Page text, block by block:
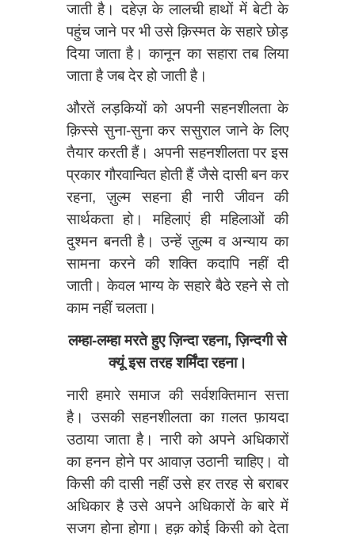
जाती है। दहेज़ के लालची हाथों में बेटी के
पहुंच जाने पर भी उसे क़िस्मत के सहारे छोड़
दिया जाता है। कानून का सहारा तब लिया
जाता है जब देर हो जाती है।
औरतें लड़कियों को अपनी सहनशीलता के
क़िस्से सुना-सुना कर ससुराल जाने के लिए
तैयार करती हैं। अपनी सहनशीलता पर इस
प्रकार गौरवान्वित होती हैं जैसे दासी बन कर
रहना, ज़ुल्म सहना ही नारी जीवन की
सार्थकता हो। महिलाएं ही महिलाओं की
दुश्मन बनती है। उन्हें ज़ुल्म व अन्याय का
सामना करने की शक्ति कदापि नहीं दी
जाती। केवल भाग्य के सहारे बैठे रहने से तो
काम नहीं चलता।
लम्हा-लम्हा मरते हुए ज़िन्दा रहना, ज़िन्दगी से
क्यूं इस तरह शर्मिंदा रहना।
नारी हमारे समाज की सर्वशक्तिमान सत्ता
है। उसकी सहनशीलता का ग़लत फ़ायदा
उठाया जाता है। नारी को अपने अधिकारों
का हनन होने पर आवाज़ उठानी चाहिए। वो
किसी की दासी नहीं उसे हर तरह से बराबर
अधिकार है उसे अपने अधिकारों के बारे में
सजग होना होगा। हक़ कोई किसी को देता